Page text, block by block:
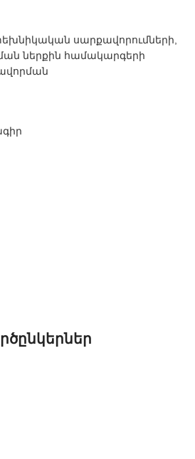
սարքավորումների,
ներքին համակարգերի